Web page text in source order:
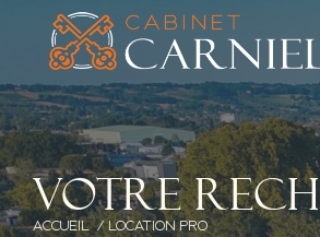
Votre rech
ACCUEIL LOCATION PRO